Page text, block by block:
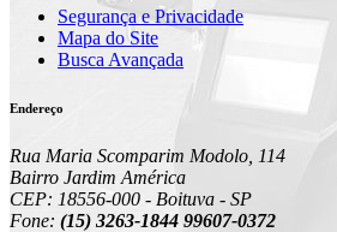
Segurança e Privacidade
Mapa do Site
Busca Avançada
Endereço
Rua Maria Scomparim Modolo, 114
Bairro Jardim América
CEP: 18556-000 - Boituva - SP
Fone: (15) 3263-1844 99607-0372